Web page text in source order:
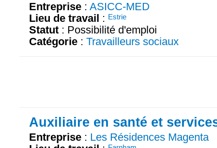
Entreprise : ASICC-MED
Lieu de travail : Estrie
Statut : Possibilité d'emploi
Catégorie : Travailleurs sociaux
Auxiliaire en santé et
Entreprise : Les Résidences Magenta